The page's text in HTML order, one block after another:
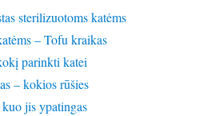
sterilizuotoms katėms
– Tofu kraikas
parinkti katei
– kokios rūšies
jis ypatingas